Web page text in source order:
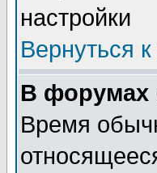
настройки
Вернуться
В форумах
Время